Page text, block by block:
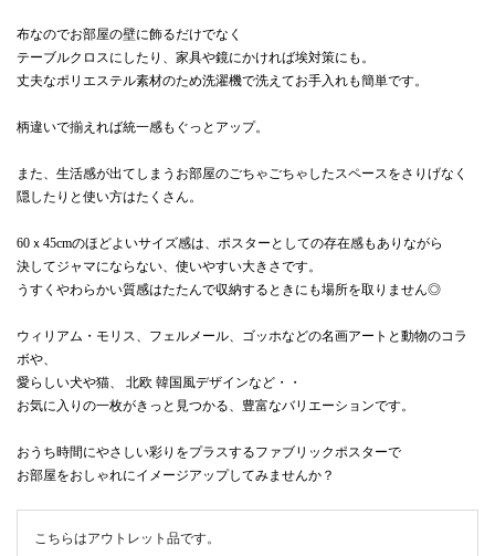
布なのでお部屋の壁に飾るだけでなく
テーブルクロスにしたり、家具や鏡にかければ埃対策にも。
丈夫なポリエステル素材のため洗濯機で洗えてお手入れも簡単です。
柄違いで揃えれば統一感もぐっとアップ。
また、生活感が出てしまうお部屋のごちゃごちゃしたスペースをさりげなく
隠したりと使い方はたくさん。
60ｘ45cmのほどよいサイズ感は、ポスターとしての存在感もありながら
決してジャマにならない、使いやすい大きさです。
うすくやわらかい質感はたたんで収納するときにも場所を取りません◎
ウィリアム・モリス、フェルメール、ゴッホなどの名画アートと動物のコラ
ボや、
愛らしい犬や猫、 北欧 韓国風デザインなど・・
お気に入りの一枚がきっと見つかる、豊富なバリエーションです。
おうち時間にやさしい彩りをプラスするファブリックポスターで
お部屋をおしゃれにイメージアップしてみませんか？
こちらはアウトレット品です。